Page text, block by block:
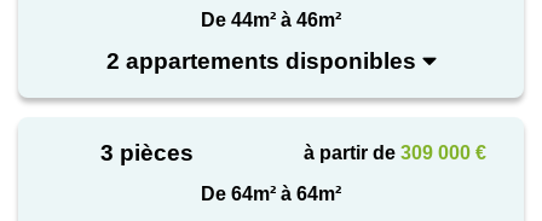
De 44m² à 46m²
2 appartements disponibles
3 pièces à partir de 309 000 €
De 64m² à 64m²